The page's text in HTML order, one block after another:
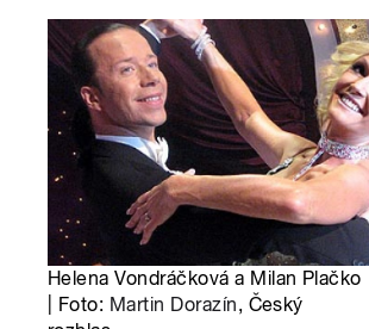
Helena Vondráčková a Milan Plačko
| Foto: Martin Dorazín, Český